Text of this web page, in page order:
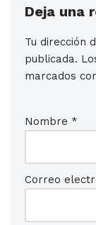
Deja una
Tu dirección
publicada.
marcados
Nombre *
Correo